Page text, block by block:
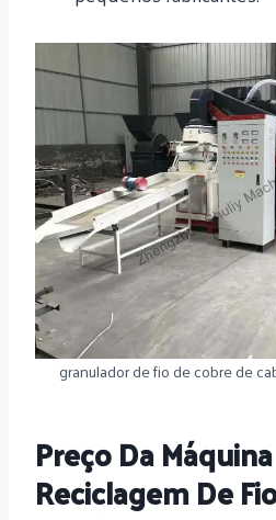
granulador de fio de cobre de
Preço Da
Reciclagem De